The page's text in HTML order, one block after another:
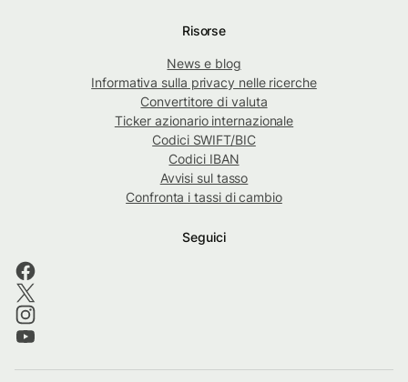
Risorse
News e blog
Informativa sulla privacy nelle ricerche
Convertitore di valuta
Ticker azionario internazionale
Codici SWIFT/BIC
Codici IBAN
Avvisi sul tasso
Confronta i tassi di cambio
Seguici